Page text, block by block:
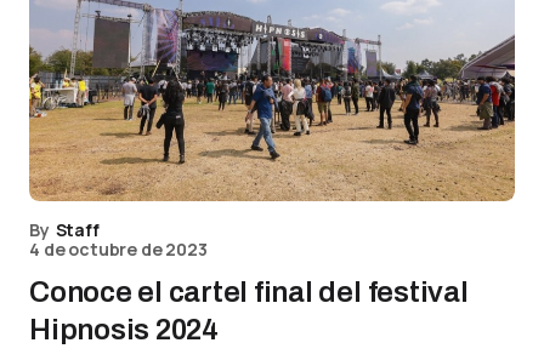
By Staff
4 de octubre de 2023
Conoce el cartel final del festival
Hipnosis 2024